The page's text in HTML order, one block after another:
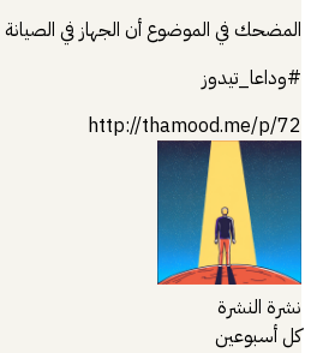
المضحك في الموضوع أن الجهاز في
#وداعا_تيدوز
http://thamood.me/p/72
نشرة النشرة
كل أسبوعين